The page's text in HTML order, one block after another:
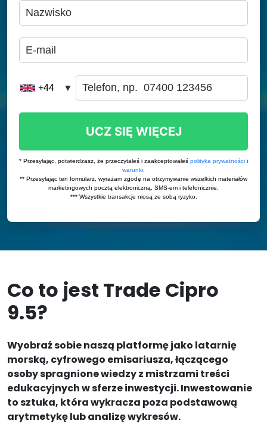
Co to jest Trade Cipro
9.5?
Wyobraź sobie naszą platformę jako latarnię
morską, cyfrowego emisariusza, łączącego
osoby spragnione wiedzy z mistrzami treści
edukacyjnych w sferze inwestycji. Inwestowanie
to sztuka, która wykracza poza podstawową
arytmetykę lub analizę wykresów.